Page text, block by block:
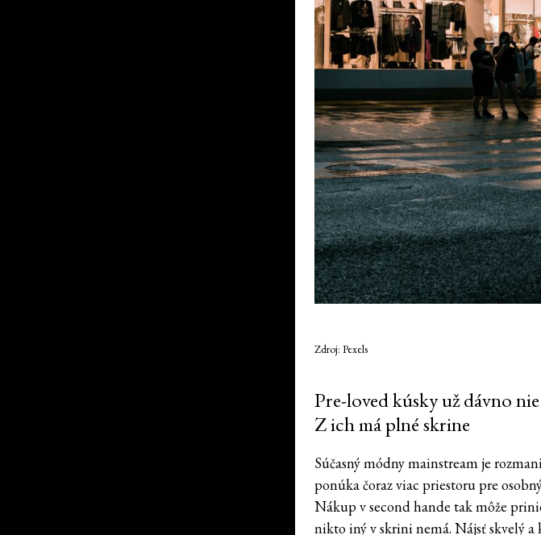
Zdroj: Pexels
Pre-loved kúsky už dávno
Z ich má plné skrine
Súčasný módny mainstream je
ponúka čoraz viac priestoru pre
Nákup v second hande tak môže
nikto iný v skrini nemá. Nájsť skvelý